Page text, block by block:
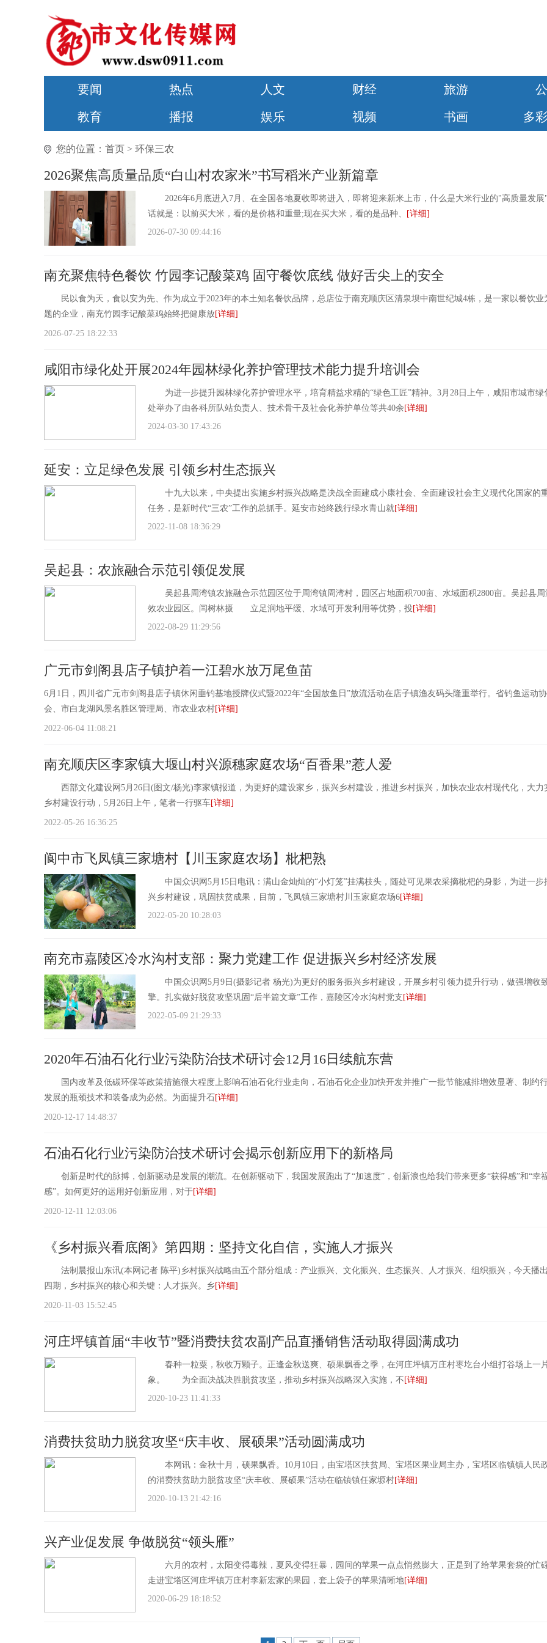
要闻 热点 人文 财经 旅游
教育 播报 娱乐 视频 书画 多
您的位置： 首页 > 环保三农
2026聚焦高质量品质“白山村农家米”书写稻米产业新篇章
2026年6月底进入7月、在全国各地夏收即将进入，即将迎来新米上市，什么是大米行业的"高质量发展
话就是：以前买大米，看的是价格和重量;现在买大米，看的是品种、
[详细]
2026-07-30 09:44:16
南充聚焦特色餐饮 竹园李记酸菜鸡 固守餐饮底线 做好舌尖上的安全
民以食为天，食以安为先、作为成立于2023年的本土知名餐饮品牌，总店位于南充顺庆区清泉坝中南世纪城4栋，是一家以餐饮业
题的企业，南充竹园李记酸菜鸡始终把健康放[详细]
2026-07-25 18:22:33
咸阳市绿化处开展2024年园林绿化养护管理技术能力提升培训会
为进一步提升园林绿化养护管理水平，培育精益求精的“绿色工匠”精神。3月28日上午，咸阳市城市绿
处举办了由各科所队站负责人、技术骨干及社会化养护单位等共40余 [详细]
2024-03-30 17:43:26
延安：立足绿色发展 引领乡村生态振兴
十九大以来，中央提出实施乡村振兴战略是决战全面建成小康社会、全面建设社会主义现代化国家的
任务，是新时代“三农”工作的总抓手。延安市始终践行绿水青山就[详细]
2022-11-08 18:36:29
吴起县：农旅融合示范引领促发展
吴起县周湾镇农旅融合示范园区位于周湾镇周湾村，园区占地面积700亩、水域面积2800亩。吴起县周
效农业园区。闫树林摄 立足涧地平缓、水域可开发利用等优势，投 [详细]
2022-08-29 11:29:56
广元市剑阁县店子镇护着一江碧水放万尾鱼苗
6月1日，四川省广元市剑阁县店子镇休闲垂钓基地授牌仪式暨2022年“全国放鱼日”放流活动在店子镇渔友码头隆重举行。省钓鱼运动协
会、市白龙湖风景名胜区管理局、市农业农村[详细]
2022-06-04 11:08:21
南充顺庆区李家镇大堰山村兴源穗家庭农场“百香果”惹人爱
西部文化建设网5月26日(图文/杨光)李家镇报道，为更好的建设家乡，振兴乡村建设，推进乡村振兴，加快农业农村现代化，大力
乡村建设行动，5月26日上午，笔者一行驱车[详细]
2022-05-26 16:36:25
阆中市飞凤镇三家塘村【川玉家庭农场】枇杷熟
中国众识网5月15日电讯：满山金灿灿的“小灯笼”挂满枝头，随处可见果农采摘枇杷的身影，为进一步
兴乡村建设，巩固扶贫成果，目前，飞凤镇三家塘村川玉家庭农场6[详细]
2022-05-20 10:28:03
南充市嘉陵区冷水沟村支部：聚力党建工作 促进振兴乡村经济发展
中国众识网5月9日(摄影记者 杨光)为更好的服务振兴乡村建设，开展乡村引领力提升行动，做强增收致
擎。扎实做好脱贫攻坚巩固“后半篇文章”工作，嘉陵区冷水沟村党支 [详细]
2022-05-09 21:29:33
2020年石油石化行业污染防治技术研讨会12月16日续航东营
国内改革及低碳环保等政策措施很大程度上影响石油石化行业走向，石油石化企业加快开发并推广一批节能减排增效显著、制约
发展的瓶颈技术和装备成为必然。为面提升石 [详细]
2020-12-17 14:48:37
石油石化行业污染防治技术研讨会揭示创新应用下的新格局
创新是时代的脉搏，创新驱动是发展的潮流。在创新驱动下，我国发展跑出了“加速度”，创新浪也给我们带来更多“获得感”和“幸
感”。如何更好的运用好创新应用，对于[详细]
2020-12-11 12:03:06
《乡村振兴看底阁》第四期：坚持文化自信，实施人才振兴
法制晨报山东讯(本网记者 陈平)乡村振兴战略由五个部分组成：产业振兴、文化振兴、生态振兴、人才振兴、组织振兴，今天播
四期，乡村振兴的核心和关键：人才振兴。乡[详细]
2020-11-03 15:52:45
河庄坪镇首届“丰收节”暨消费扶贫农副产品直播销售活动取得圆满成功
春种一粒粟，秋收万颗子。正逢金秋送爽、硕果飘香之季，在河庄坪镇万庄村枣圪台小组打谷场上一
象。 为全面决战决胜脱贫攻坚，推动乡村振兴战略深入实施，不 [详细]
2020-10-23 11:41:33
消费扶贫助力脱贫攻坚“庆丰收、展硕果”活动圆满成功
本网讯：金秋十月，硕果飘香。10月10日，由宝塔区扶贫局、宝塔区果业局主办，宝塔区临镇镇人民
的消费扶贫助力脱贫攻坚“庆丰收、展硕果”活动在临镇镇任家塬村[详细]
2020-10-13 21:42:16
兴产业促发展 争做脱贫“领头雁”
六月的农村，太阳变得毒辣，夏风变得狂暴，园间的苹果一点点悄然膨大，正是到了给苹果套袋的忙
走进宝塔区河庄坪镇万庄村李新宏家的果园，套上袋子的苹果清晰地[详细]
2020-06-29 18:18:52